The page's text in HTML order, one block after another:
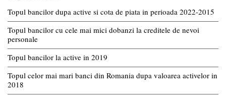
Topul bancilor dupa active si cota de piata in perioada 2022-2015
Topul bancilor cu cele mai mici dobanzi la creditele de nevoi
personale
Topul bancilor la active in 2019
Topul celor mai mari banci din Romania dupa valoarea activelor in
2018